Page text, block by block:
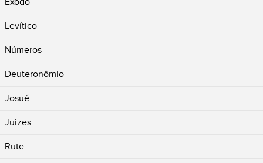
Levítico
Números
Deuteronômio
Josué
Juizes
Rute